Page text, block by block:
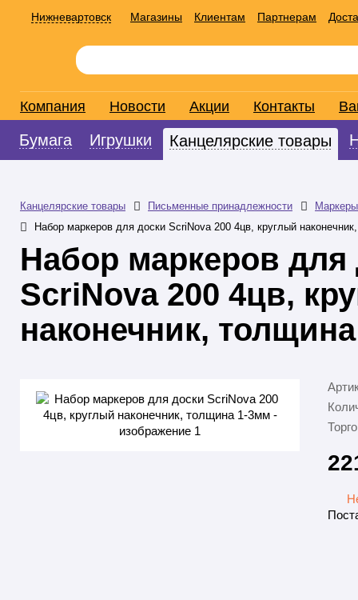
Нижневартовск Магазины Клиентам Партнерам
Компания Новости Акции Контакты
Бумага Игрушки Канцелярские товары
Канцелярские товары Письменные принадлежности
Маркеры
Набор маркеров для доски ScriNova 200 4цв, круглый
Набор маркеров для
ScriNova 200 4цв,
наконечник,